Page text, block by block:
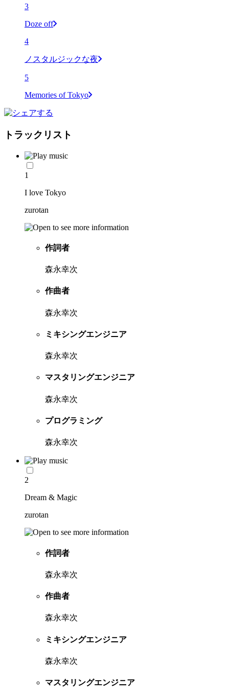
3
Doze off
4
ノスタルジックな夜
5
Memories of Tokyo
トラックリスト
1
I love Tokyo
zurotan
作詞者
森永幸次
作曲者
森永幸次
ミキシングエンジニア
森永幸次
マスタリングエンジニア
森永幸次
プログラミング
森永幸次
2
Dream & Magic
zurotan
作詞者
森永幸次
作曲者
森永幸次
ミキシングエンジニア
森永幸次
マスタリングエンジニア